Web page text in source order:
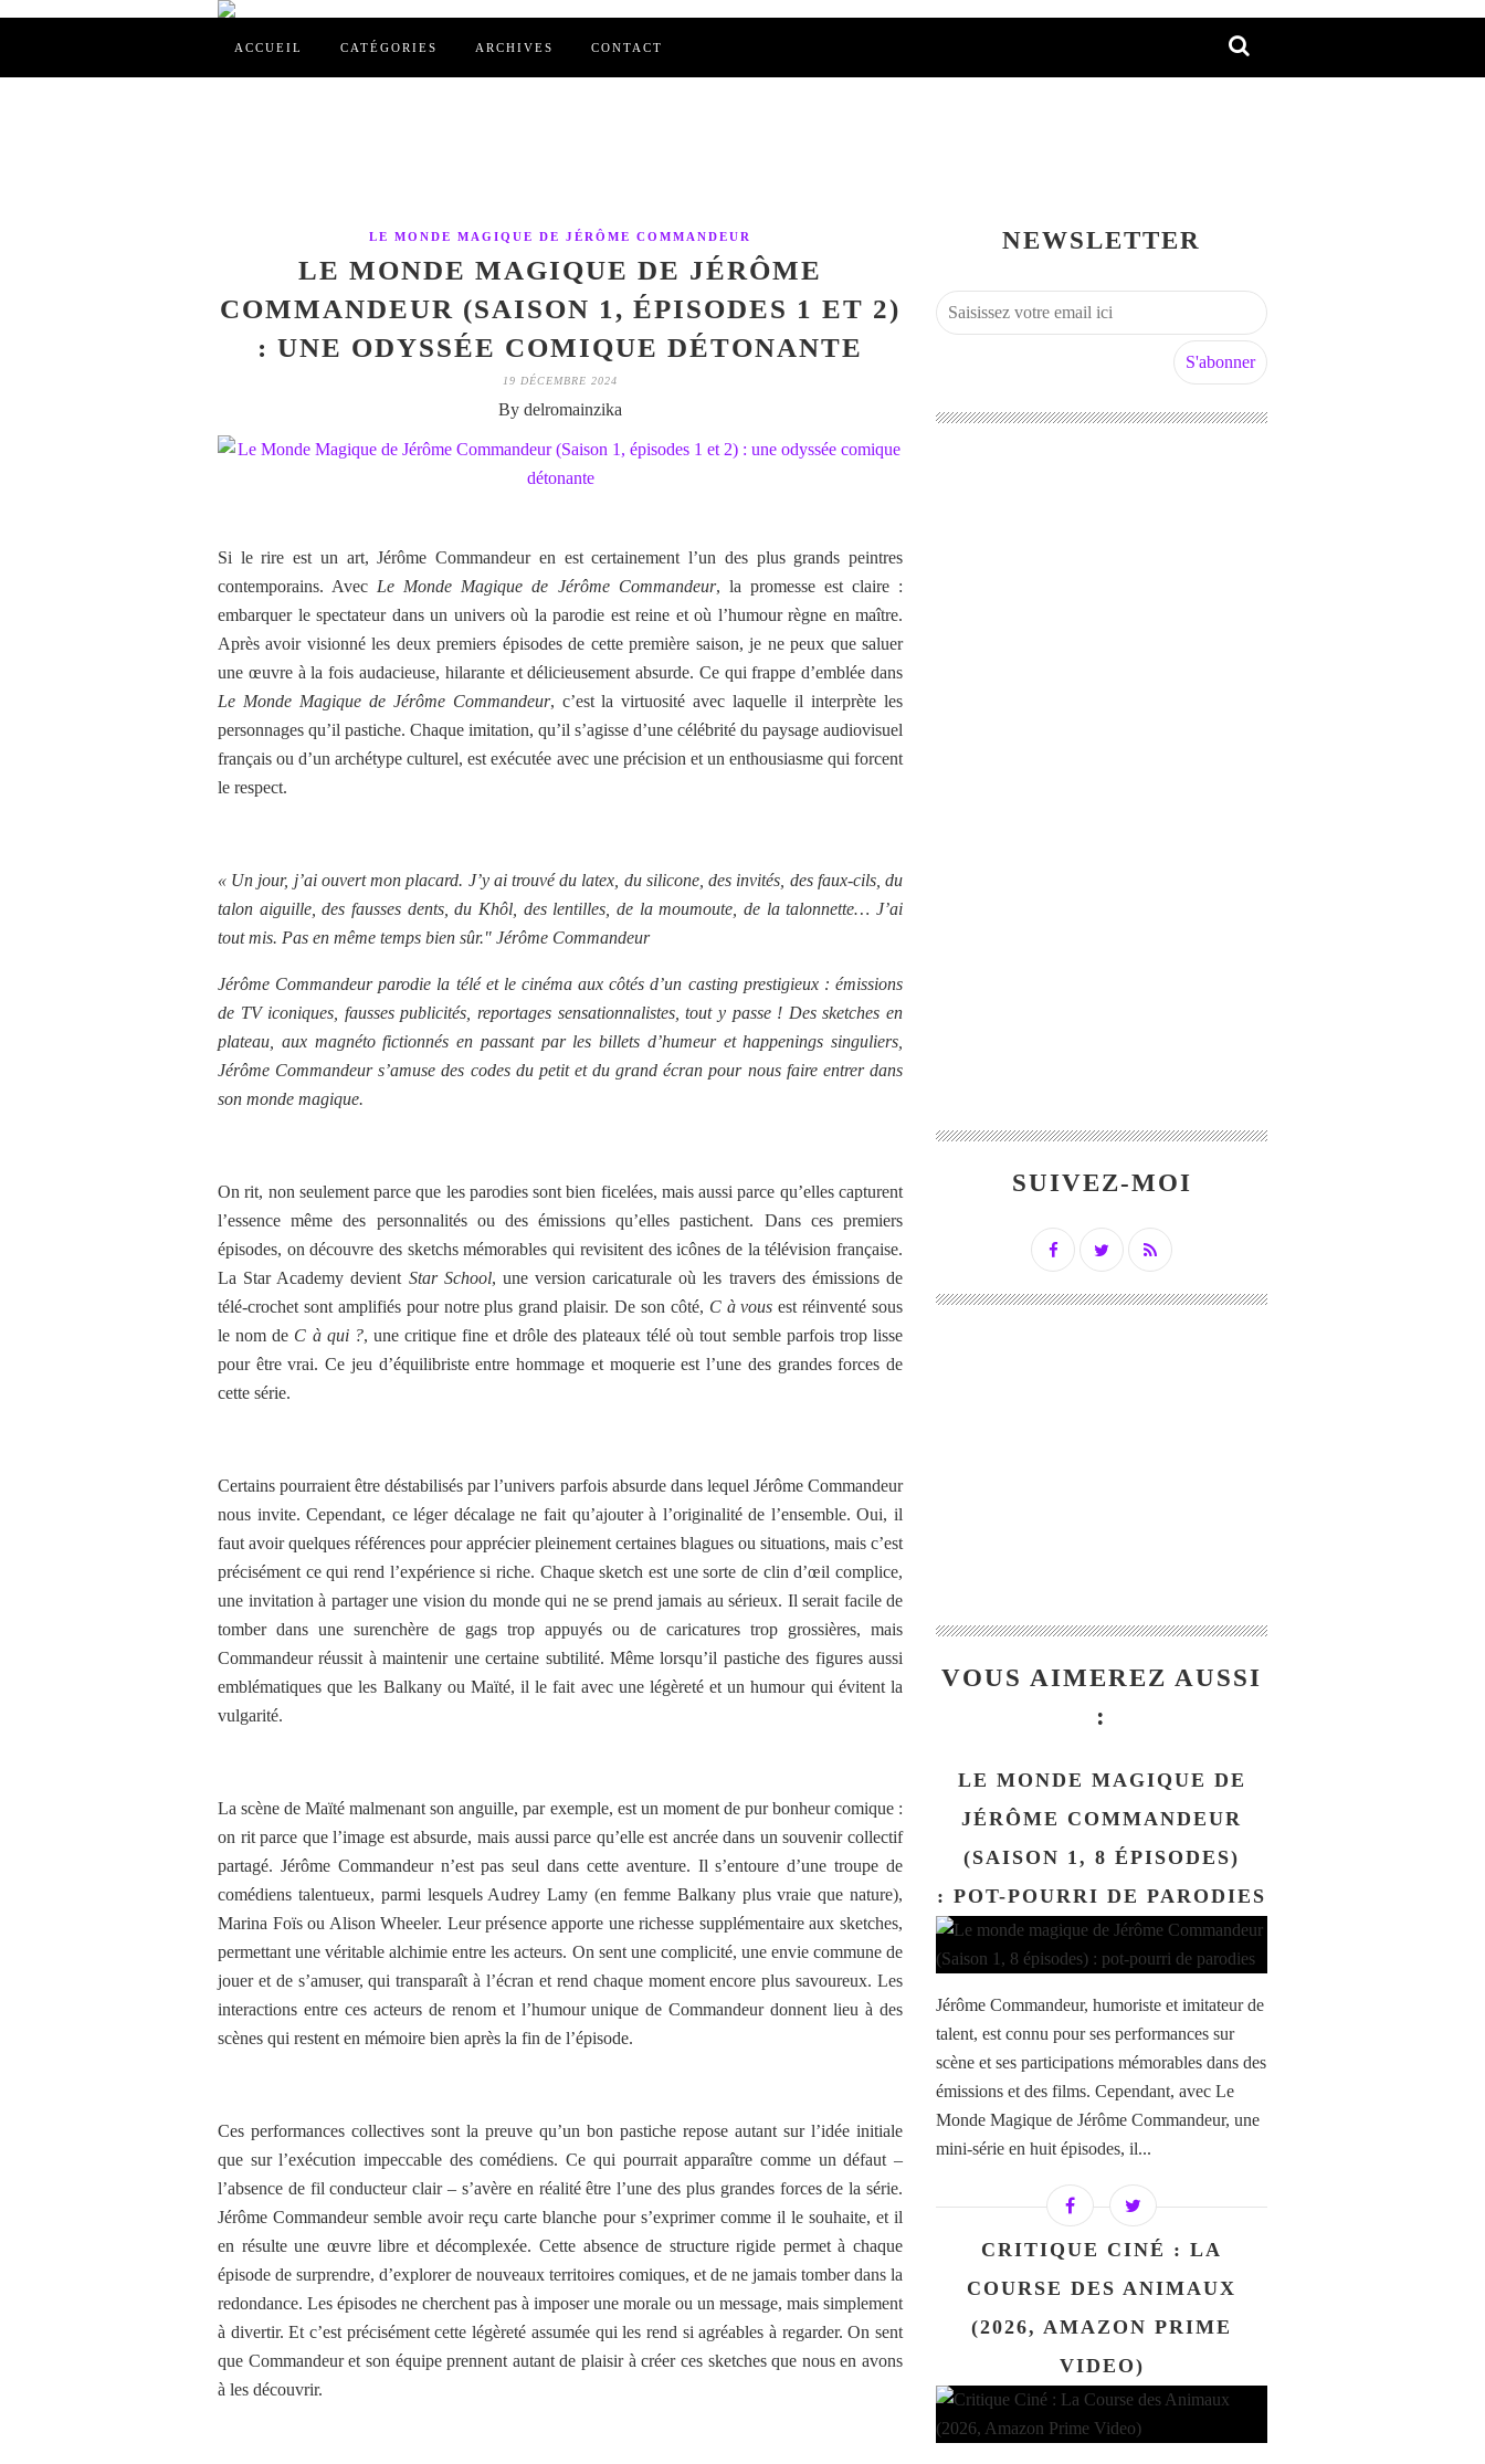
ACCUEIL CATÉGORIES ARCHIVES CONTACT
LE MONDE MAGIQUE DE JÉRÔME COMMANDEUR
LE MONDE MAGIQUE DE JÉRÔME
COMMANDEUR (SAISON 1, ÉPISODES 1 ET 2)
: UNE ODYSSÉE COMIQUE DÉTONANTE
19 DÉCEMBRE 2024
By delromainzika
Si le rire est un art, Jérôme Commandeur en est certainement l’un des plus grands peintres
contemporains. Avec Le Monde Magique de Jérôme Commandeur, la promesse est claire :
embarquer le spectateur dans un univers où la parodie est reine et où l’humour règne en maître.
Après avoir visionné les deux premiers épisodes de cette première saison, je ne peux que saluer
une œuvre à la fois audacieuse, hilarante et délicieusement absurde. Ce qui frappe d’emblée dans
Le Monde Magique de Jérôme Commandeur, c’est la virtuosité avec laquelle il interprète les
personnages qu’il pastiche. Chaque imitation, qu’il s’agisse d’une célébrité du paysage audiovisuel
français ou d’un archétype culturel, est exécutée avec une précision et un enthousiasme qui forcent
le respect.
« Un jour, j’ai ouvert mon placard. J’y ai trouvé du latex, du silicone, des invités, des faux-cils, du
talon aiguille, des fausses dents, du Khôl, des lentilles, de la moumoute, de la talonnette… J’ai
tout mis. Pas en même temps bien sûr." Jérôme Commandeur
Jérôme Commandeur parodie la télé et le cinéma aux côtés d’un casting prestigieux : émissions
de TV iconiques, fausses publicités, reportages sensationnalistes, tout y passe ! Des sketches en
plateau, aux magnéto fictionnés en passant par les billets d’humeur et happenings singuliers,
Jérôme Commandeur s’amuse des codes du petit et du grand écran pour nous faire entrer dans
son monde magique.
On rit, non seulement parce que les parodies sont bien ficelées, mais aussi parce qu’elles capturent
l’essence même des personnalités ou des émissions qu’elles pastichent. Dans ces premiers
épisodes, on découvre des sketchs mémorables qui revisitent des icônes de la télévision française.
La Star Academy devient Star School, une version caricaturale où les travers des émissions de
télé-crochet sont amplifiés pour notre plus grand plaisir. De son côté, C à vous est réinventé sous
le nom de C à qui ?, une critique fine et drôle des plateaux télé où tout semble parfois trop lisse
pour être vrai. Ce jeu d’équilibriste entre hommage et moquerie est l’une des grandes forces de
cette série.
Certains pourraient être déstabilisés par l’univers parfois absurde dans lequel Jérôme Commandeur
nous invite. Cependant, ce léger décalage ne fait qu’ajouter à l’originalité de l’ensemble. Oui, il
faut avoir quelques références pour apprécier pleinement certaines blagues ou situations, mais c’est
précisément ce qui rend l’expérience si riche. Chaque sketch est une sorte de clin d’œil complice,
une invitation à partager une vision du monde qui ne se prend jamais au sérieux. Il serait facile de
tomber dans une surenchère de gags trop appuyés ou de caricatures trop grossières, mais
Commandeur réussit à maintenir une certaine subtilité. Même lorsqu’il pastiche des figures aussi
emblématiques que les Balkany ou Maïté, il le fait avec une légèreté et un humour qui évitent la
vulgarité.
La scène de Maïté malmenant son anguille, par exemple, est un moment de pur bonheur comique :
on rit parce que l’image est absurde, mais aussi parce qu’elle est ancrée dans un souvenir collectif
partagé. Jérôme Commandeur n’est pas seul dans cette aventure. Il s’entoure d’une troupe de
comédiens talentueux, parmi lesquels Audrey Lamy (en femme Balkany plus vraie que nature),
Marina Foïs ou Alison Wheeler. Leur présence apporte une richesse supplémentaire aux sketches,
permettant une véritable alchimie entre les acteurs. On sent une complicité, une envie commune de
jouer et de s’amuser, qui transparaît à l’écran et rend chaque moment encore plus savoureux. Les
interactions entre ces acteurs de renom et l’humour unique de Commandeur donnent lieu à des
scènes qui restent en mémoire bien après la fin de l’épisode.
Ces performances collectives sont la preuve qu’un bon pastiche repose autant sur l’idée initiale
que sur l’exécution impeccable des comédiens. Ce qui pourrait apparaître comme un défaut –
l’absence de fil conducteur clair – s’avère en réalité être l’une des plus grandes forces de la série.
Jérôme Commandeur semble avoir reçu carte blanche pour s’exprimer comme il le souhaite, et il
en résulte une œuvre libre et décomplexée. Cette absence de structure rigide permet à chaque
épisode de surprendre, d’explorer de nouveaux territoires comiques, et de ne jamais tomber dans la
redondance. Les épisodes ne cherchent pas à imposer une morale ou un message, mais simplement
à divertir. Et c’est précisément cette légèreté assumée qui les rend si agréables à regarder. On sent
que Commandeur et son équipe prennent autant de plaisir à créer ces sketches que nous en avons
à les découvrir.
NEWSLETTER
SUIVEZ-MOI
VOUS AIMEREZ AUSSI
:
LE MONDE MAGIQUE DE
JÉRÔME COMMANDEUR
(SAISON 1, 8 ÉPISODES)
: POT-POURRI DE PARODIES
Jérôme Commandeur, humoriste et imitateur de
talent, est connu pour ses performances sur
scène et ses participations mémorables dans des
émissions et des films. Cependant, avec Le
Monde Magique de Jérôme Commandeur, une
mini-série en huit épisodes, il...
CRITIQUE CINÉ : LA
COURSE DES ANIMAUX
(2026, AMAZON PRIME
VIDEO)